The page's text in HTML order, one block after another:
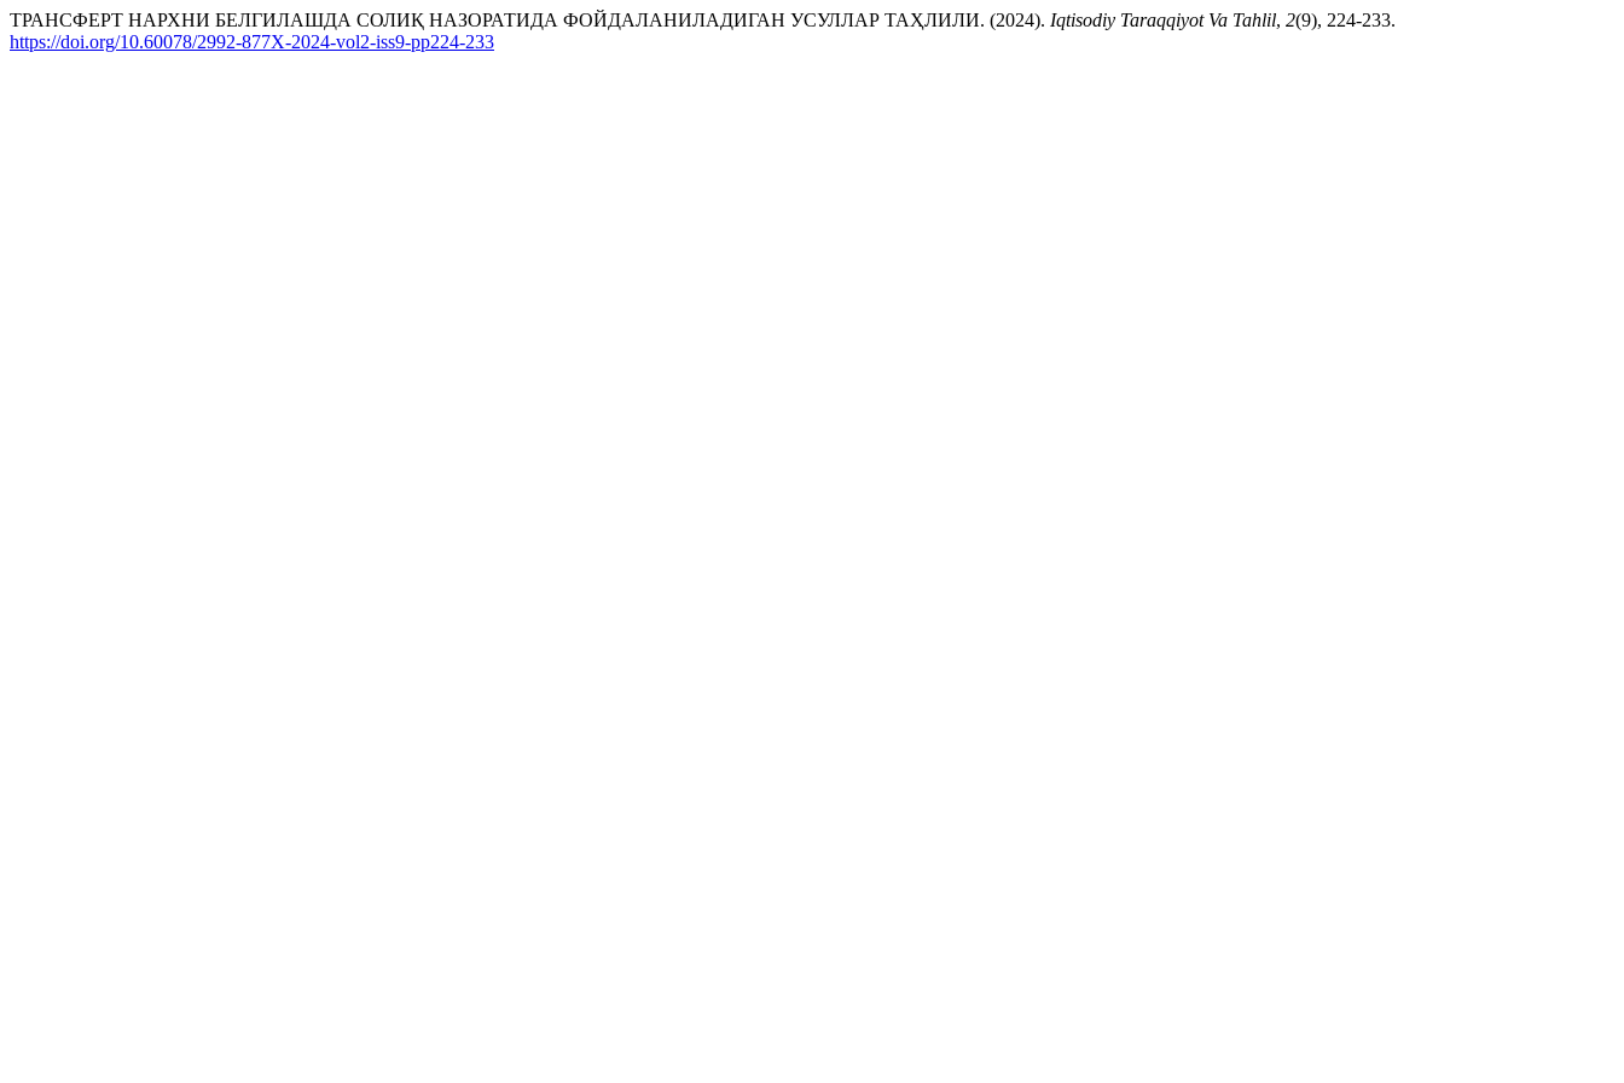
ТРАНСФЕРТ НАРХНИ БЕЛГИЛАШДА СОЛИҚ НАЗОРАТИДА ФОЙДАЛАНИЛАДИГАН УСУЛЛАР ТАҲЛИЛИ. (2024). Iqtisodiy Taraqqiyot Va Tahlil, 2(9), 224-233.
https://doi.org/10.60078/2992-877X-2024-vol2-iss9-pp224-233